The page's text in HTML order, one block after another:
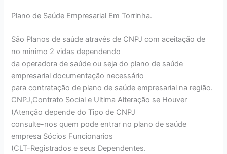
Plano de Saúde Empresarial Em Torrinha.
São Planos de saúde através de CNPJ com aceitação de
no minimo 2 vidas dependendo
da operadora de saúde ou seja do plano de saúde
empresarial documentação necessário
para contratação de plano de saúde empresarial na região.
CNPJ,Contrato Social e Ultima Alteração se Houver
(Atenção depende do Tipo de CNPJ
consulte-nos quem pode entrar no plano de saúde
empresa Sócios Funcionarios
(CLT-Registrados e seus Dependentes.